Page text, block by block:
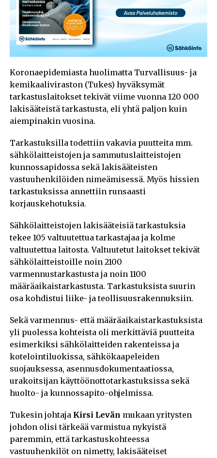
Koronaepidemiasta huolimatta Turvallisuus- ja
kemikaaliviraston (Tukes) hyväksymät
tarkastuslaitokset tekivät viime vuonna 120 000
lakisääteistä tarkastusta, eli yhtä paljon kuin
aiempinakin vuosina.
Tarkastuksilla todettiin vakavia puutteita mm.
sähkölaitteistojen ja sammutuslaitteistojen
kunnossapidossa sekä lakisääteisten
vastuuhenkilöiden nimeämisessä. Myös hissien
tarkastuksissa annettiin runsaasti
korjauskehotuksia.
Sähkölaitteistojen lakisääteisiä tarkastuksia
tekee 105 valtuutettua tarkastajaa ja kolme
valtuutettua laitosta. Valtuutetut laitokset tekivät
sähkölaitteistoille noin 2100
varmennustarkastusta ja noin 1100
määräaikaistarkastusta. Tarkastuksista suurin
osa kohdistui liike- ja teollisuusrakennuksiin.
Sekä varmennus- että määräaikaistarkastuksista
yli puolessa kohteista oli merkittäviä puutteita
esimerkiksi sähkölaitteiden rakenteissa ja
kotelointiluokissa, sähkökaapeleiden
suojauksessa, asennusdokumentaatiossa,
urakoitsijan käyttöönottotarkastuksissa sekä
huolto- ja kunnossapito-ohjelmissa.
Tukesin johtaja Kirsi Levän mukaan yritysten
johdon olisi tärkeää varmistua nykyistä
paremmin, että tarkastuskohteessa
vastuuhenkilöt on nimetty, lakisääteiset